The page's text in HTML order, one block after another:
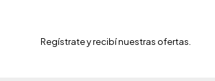
Regístrate y recibí nuestras ofertas.